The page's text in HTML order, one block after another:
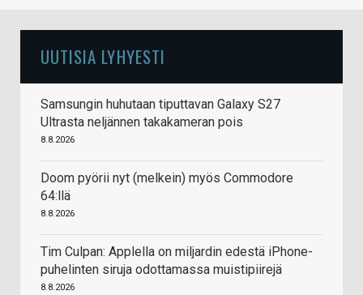
UUTISIA LYHYESTI
Samsungin huhutaan tiputtavan Galaxy S27
Ultrasta neljännen takakameran pois
8.8.2026
Doom pyörii nyt (melkein) myös Commodore
64:llä
8.8.2026
Tim Culpan: Applella on miljardin edestä iPhone-
puhelinten siruja odottamassa muistipiirejä
8.8.2026